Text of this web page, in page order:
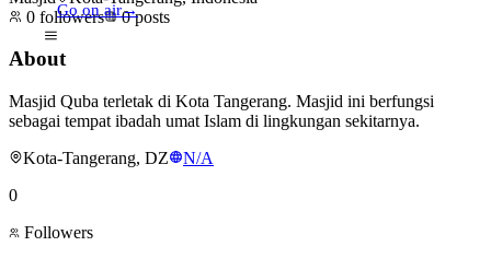
Go on air→
0 followers 0 posts
About
Masjid Quba terletak di Kota Tangerang. Masjid ini berfungsi
sebagai tempat ibadah umat Islam di lingkungan sekitarnya.
Kota-Tangerang, DZ
N/A
0
Followers